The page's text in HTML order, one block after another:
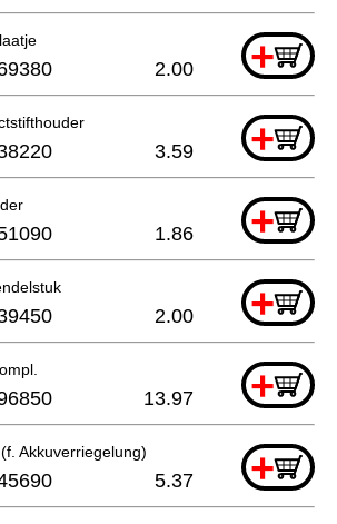
+
2.00
+
3.59
+
1.86
+
2.00
+
13.97
Akkuverriegelung) +
5.37